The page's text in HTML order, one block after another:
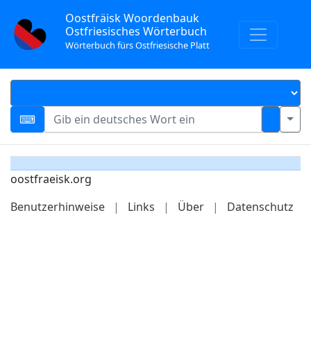
Oostfräisk Woordenbauk
Ostfriesisches Wörterbuch
Wörterbuch fürs Ostfriesische Platt
oostfraeisk.org
Benutzerhinweise
| Links | Über | Datenschutz